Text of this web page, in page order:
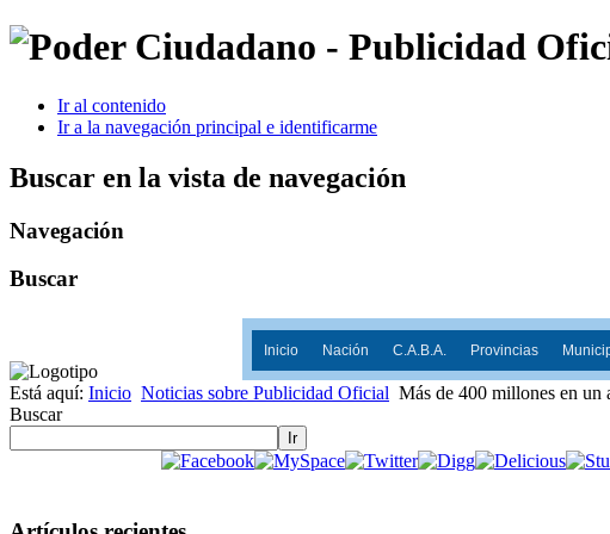
Ir al contenido
Ir a la navegación principal e identificarme
Buscar en la vista de navegación
Navegación
Buscar
Inicio Nación C.A.B.A. Provincias
Está aquí: Inicio Noticias sobre Publicidad Oficial Más de 400 millones en un
Buscar
Ir